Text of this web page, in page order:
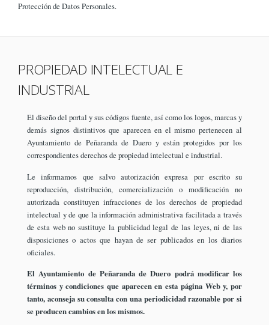
Protección de Datos Personales.
PROPIEDAD INTELECTUAL E
INDUSTRIAL
El diseño del portal y sus códigos fuente, así como los logos, marcas y
demás signos distintivos que aparecen en el mismo pertenecen al
Ayuntamiento de Peñaranda de Duero y están protegidos por los
correspondientes derechos de propiedad intelectual e industrial.
Le informamos que salvo autorización expresa por escrito su
reproducción, distribución, comercialización o modificación no
autorizada constituyen infracciones de los derechos de propiedad
intelectual y de que la información administrativa facilitada a través
de esta web no sustituye la publicidad legal de las leyes, ni de las
disposiciones o actos que hayan de ser publicados en los diarios
oficiales.
El Ayuntamiento de Peñaranda de Duero podrá modificar los
términos y condiciones que aparecen en esta página Web y, por
tanto, aconseja su consulta con una periodicidad razonable por si
se producen cambios en los mismos.